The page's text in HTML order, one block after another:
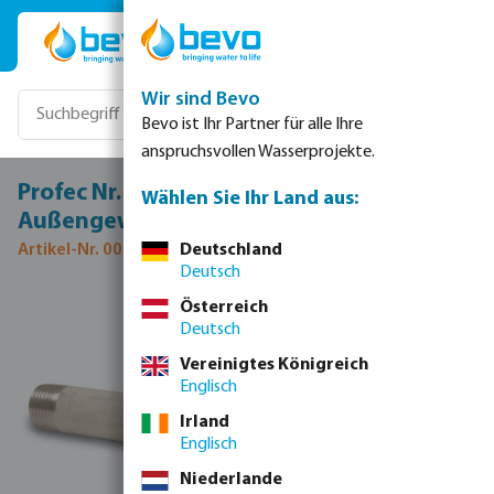
Zum Hauptinhalt springen
Profec Nr. 23 Rohrnippel Edelstahl 304 3/4"
Außengewinde 50bar 120 mm
Artikel-Nr. 0081567
Bildergalerie überspringen
Wir sind Bevo
Bevo ist Ihr Partner für alle Ihre
anspruchsvollen Wasserprojekte.
Wählen Sie Ihr Land aus:
Deutschland
Deutsch
Österreich
Deutsch
Vereinigtes Königreich
Englisch
Irland
Englisch
Niederlande